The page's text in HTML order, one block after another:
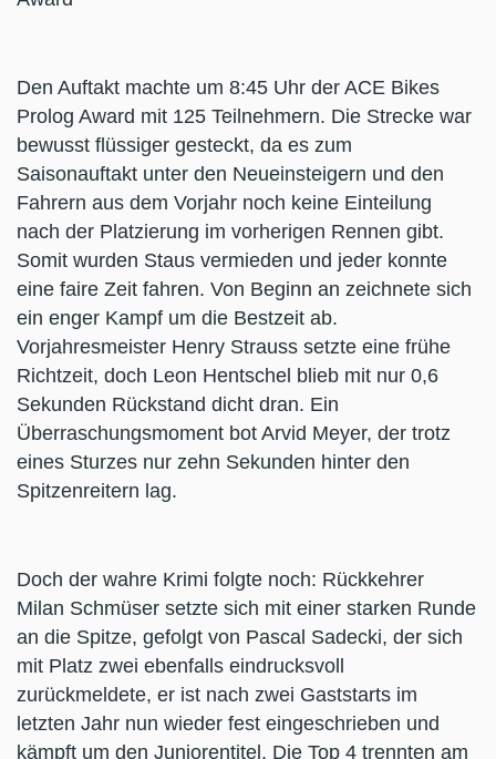
Den Auftakt machte um 8:45 Uhr der ACE Bikes
Prolog Award mit 125 Teilnehmern. Die Strecke war
bewusst flüssiger gesteckt, da es zum
Saisonauftakt unter den Neueinsteigern und den
Fahrern aus dem Vorjahr noch keine Einteilung
nach der Platzierung im vorherigen Rennen gibt.
Somit wurden Staus vermieden und jeder konnte
eine faire Zeit fahren. Von Beginn an zeichnete sich
ein enger Kampf um die Bestzeit ab.
Vorjahresmeister Henry Strauss setzte eine frühe
Richtzeit, doch Leon Hentschel blieb mit nur 0,6
Sekunden Rückstand dicht dran. Ein
Überraschungsmoment bot Arvid Meyer, der trotz
eines Sturzes nur zehn Sekunden hinter den
Spitzenreitern lag.
Doch der wahre Krimi folgte noch: Rückkehrer
Milan Schmüser setzte sich mit einer starken Runde
an die Spitze, gefolgt von Pascal Sadecki, der sich
mit Platz zwei ebenfalls eindrucksvoll
zurückmeldete, er ist nach zwei Gaststarts im
letzten Jahr nun wieder fest eingeschrieben und
kämpft um den Juniorentitel. Die Top 4 trennten am